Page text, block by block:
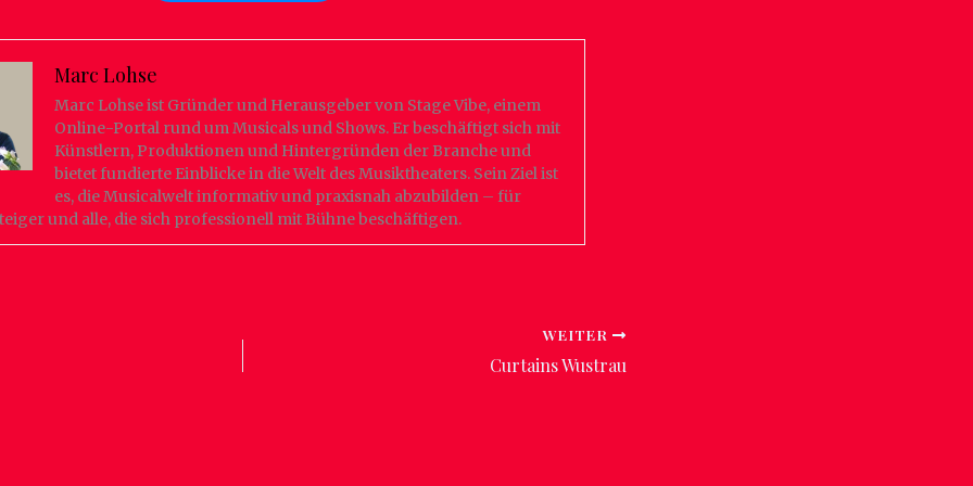
Marc Lohse
Marc Lohse ist Gründer und Herausgeber von Stage Vibe, einem
Online-Portal rund um Musicals und Shows. Er beschäftigt sich mit
Künstlern, Produktionen und Hintergründen der Branche und
bietet fundierte Einblicke in die Welt des Musiktheaters. Sein Ziel ist
es, die Musicalwelt informativ und praxisnah abzubilden – für
und alle, die sich professionell mit Bühne beschäftigen.
WEITER
Curtains Wustrau